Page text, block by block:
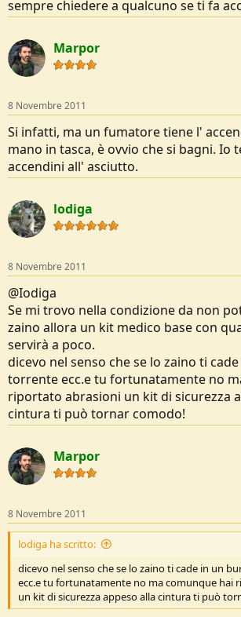
sempre chiedere a qualcuno se ti fa
Marpor
8 Novembre 2011
Si infatti, ma un fumatore tiene l'
mano in tasca, è ovvio che si bagni. Io
accendini all' asciutto.
lodiga
8 Novembre 2011
@Iodiga
Se mi trovo nella condizione da non
zaino allora un kit medico base con
servirà a poco.
dicevo nel senso che se lo zaino ti
torrente ecc.e tu fortunatamente no
riportato abrasioni un kit di sicurezza
cintura ti può tornar comodo!
Marpor
8 Novembre 2011
lodiga ha scritto:
dicevo nel senso che se lo zaino ti cade in un
ecc.e tu fortunatamente no ma comunque hai
un kit di sicurezza appeso alla cintura ti può